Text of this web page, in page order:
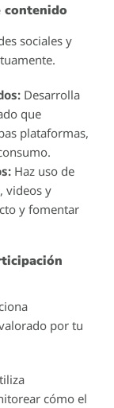
contenido
sociales y
Desarrolla
que
plataformas,
Haz uso de
videos y
y fomentar
por tu
cómo el